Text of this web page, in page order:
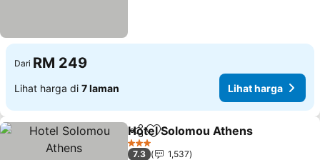
Dari RM 249
Lihat harga di 7 laman Lihat harga
KongsiTambah ke favorit
Hotel Solomou Athens
3 Bintang
7.3
1,537